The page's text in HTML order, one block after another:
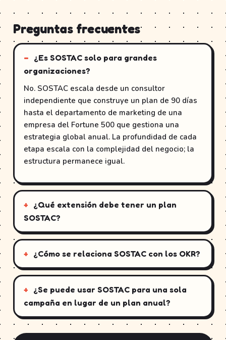
Preguntas frecuentes
¿Es SOSTAC solo para grandes
organizaciones?
No. SOSTAC escala desde un consultor
independiente que construye un plan de 90 días
hasta el departamento de marketing de una
empresa del Fortune 500 que gestiona una
estrategia global anual. La profundidad de cada
etapa escala con la complejidad del negocio; la
estructura permanece igual.
¿Qué extensión debe tener un plan
SOSTAC?
¿Cómo se relaciona SOSTAC con los OKR?
¿Se puede usar SOSTAC para una sola
campaña en lugar de un plan anual?